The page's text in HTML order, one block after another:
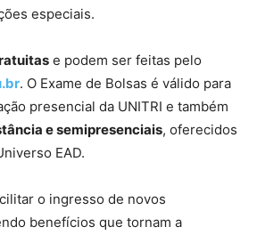
especiais.
e podem ser feitas pelo
. O Exame de Bolsas é válido para
presencial da UNITRI e também
e semipresenciais, oferecidos
EAD.
o ingresso de novos
benefícios que tornam a